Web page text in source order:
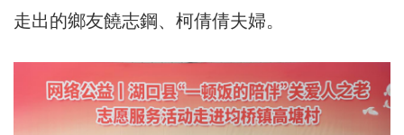
走出的鄉友饒志鋼、柯倩倩夫婦。